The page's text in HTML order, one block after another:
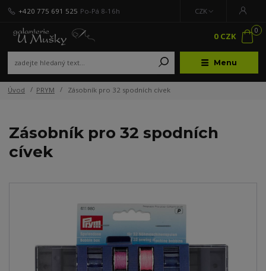
Menu
CZK
+420 775 691 525 Po-Pá 8-16h
0
0 CZK
Úvod PRYM Zásobník pro 32 spodních cívek
Zásobník pro 32 spodních
cívek